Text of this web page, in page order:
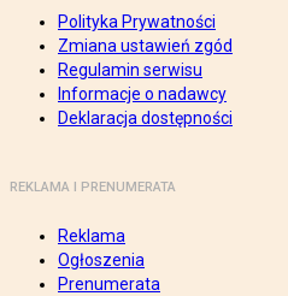
Polityka Prywatności
Zmiana ustawień zgód
Regulamin serwisu
Informacje o nadawcy
Deklaracja dostępności
REKLAMA I PRENUMERATA
Reklama
Ogłoszenia
Prenumerata